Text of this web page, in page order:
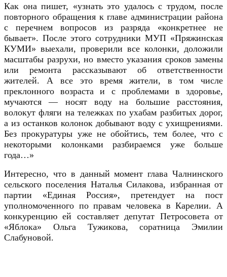
Как она пишет, «узнать это удалось с трудом, после
повторного обращения к главе администрации района
с перечнем вопросов из разряда «конкретнее не
бывает». После этого сотрудники МУП «Пряжинская
КУМИ» выехали, проверили все колонки, доложили
масштабы разрухи, но вместо указания сроков замены
или ремонта рассказывают об ответственности
жителей. А все это время жители, в том числе
преклонного возраста и с проблемами в здоровье,
мучаются — носят воду на большие расстояния,
волокут фляги на тележках по ухабам разбитых дорог,
а из останков колонок добывают воду с ухищрениями.
Без прокуратуры уже не обойтись, тем более, что с
некоторыми колонками разбираемся уже больше
года…»
Интересно, что в данный моментглава Чалнинского
сельского поселения Наталья Силакова, избранная от
партии «Единая Россия», претендует на пост
уполномоченного по правам человека в Карелии. А
конкуренцию ей составляет депутат Петросовета от
«Яблока» Ольга Тужикова, соратница Эмилии
Слабуновой.